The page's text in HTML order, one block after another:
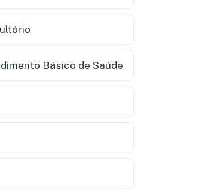
Básico de Saúde